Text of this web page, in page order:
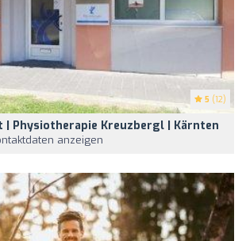
5 (12)
| Physiotherapie Kreuzbergl | Kärnten
anzeigen